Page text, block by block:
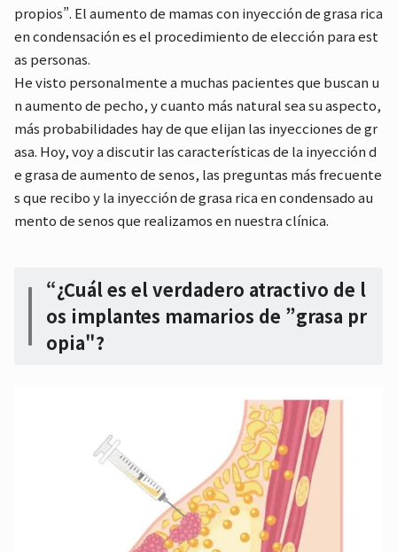
propios”. El aumento de mamas con inyección de grasa rica
en condensación es el procedimiento de elección para est
as personas.
He visto personalmente a muchas pacientes que buscan u
n aumento de pecho, y cuanto más natural sea su aspecto,
más probabilidades hay de que elijan las inyecciones de gr
asa. Hoy, voy a discutir las características de la inyección d
e grasa de aumento de senos, las preguntas más frecuente
s que recibo y la inyección de grasa rica en condensado au
mento de senos que realizamos en nuestra clínica.
“¿Cuál es el verdadero atractivo de l
os implantes mamarios de ”grasa pr
opia"?